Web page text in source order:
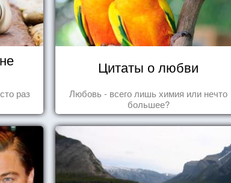
раз
Цитаты о любви
Любовь - всего лишь химия или нечто
большее?